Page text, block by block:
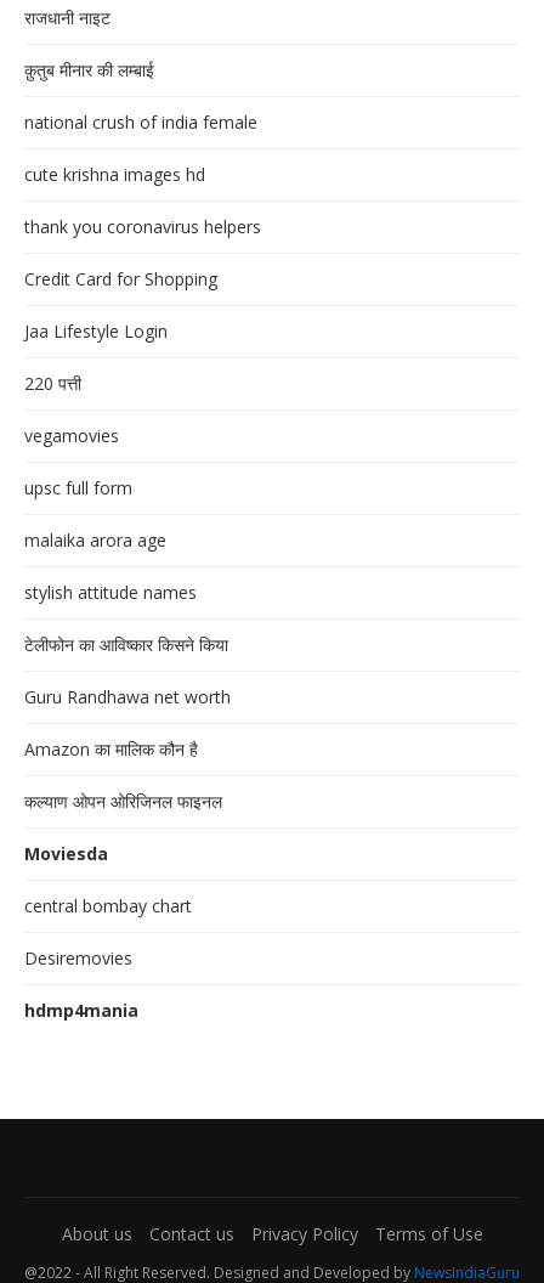
राजधानी नाइट
क़ुतुब मीनार की लम्बाई
national crush of india female
cute krishna images hd
thank you coronavirus helpers
Credit Card for Shopping
Jaa Lifestyle Login
220 पत्ती
vegamovies
upsc full form
malaika arora age
stylish attitude names
टेलीफोन का आविष्कार किसने किया
Guru Randhawa net worth
Amazon का मालिक कौन है
कल्याण ओपन ओरिजिनल फाइनल
Moviesda
central bombay chart
Desiremovies
hdmp4mania
About us Contact us Privacy Policy Terms of Use
@2022 - All Right Reserved. Designed and Developed by NewsIndiaGuru